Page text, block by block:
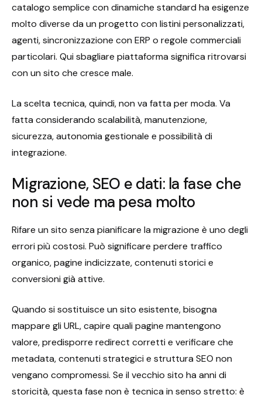
catalogo semplice con dinamiche standard ha esigenze
molto diverse da un progetto con listini personalizzati,
agenti, sincronizzazione con ERP o regole commerciali
particolari. Qui sbagliare piattaforma significa ritrovarsi
con un sito che cresce male.
La scelta tecnica, quindi, non va fatta per moda. Va
fatta considerando scalabilità, manutenzione,
sicurezza, autonomia gestionale e possibilità di
integrazione.
Migrazione, SEO e dati: la fase che
non si vede ma pesa molto
Rifare un sito senza pianificare la migrazione è uno degli
errori più costosi. Può significare perdere traffico
organico, pagine indicizzate, contenuti storici e
conversioni già attive.
Quando si sostituisce un sito esistente, bisogna
mappare gli URL, capire quali pagine mantengono
valore, predisporre redirect corretti e verificare che
metadata, contenuti strategici e struttura SEO non
vengano compromessi. Se il vecchio sito ha anni di
storicità, questa fase non è tecnica in senso stretto: è